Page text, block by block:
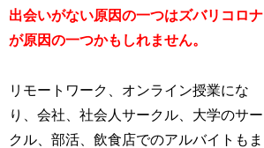
出会いがない原因の一つはズバリコロナ
が原因の一つかもしれません。
リモートワーク、オンライン授業にな
り、会社、社会人サークル、大学のサー
クル、部活、飲食店でのアルバイトもま